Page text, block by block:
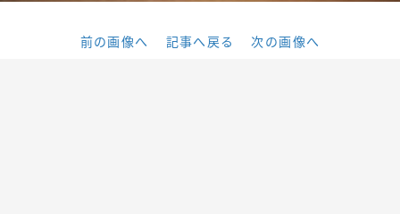
前の画像へ 記事へ戻る 次の画像へ